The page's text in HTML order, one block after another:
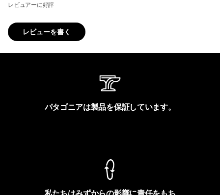
レビュアーに好評
レビューを書く
パタゴニアは製品を保証しています。